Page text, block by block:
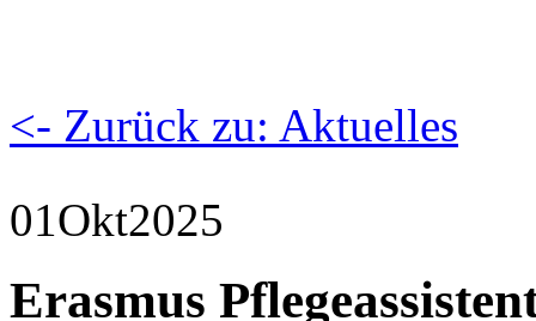
<- Zurück zu: Aktuelles
01Okt2025
Erasmus